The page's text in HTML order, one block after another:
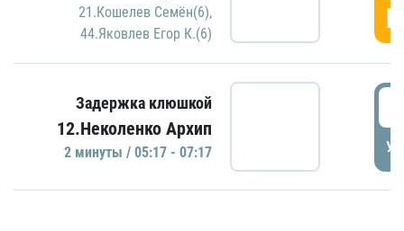
21.Кошелев Семён(6),
44.Яковлев Егор К.(6)
Задержка клюшкой
12.Неколенко Архип
2 минуты / 05:17 - 07:17